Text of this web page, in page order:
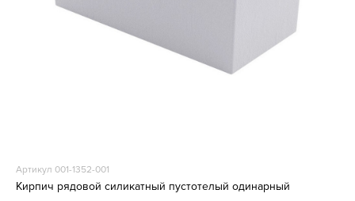
Артикул 001-1352-001
Кирпич рядовой силикатный пустотелый одинарный